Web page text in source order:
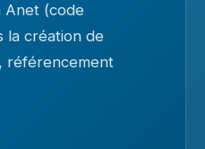
Anet (code
la création de
référencement